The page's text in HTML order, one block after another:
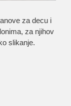
za decu i
za njihov
slikanje.